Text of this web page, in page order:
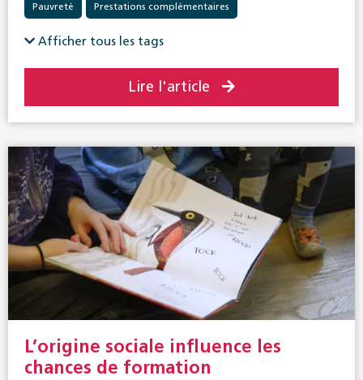
Pauvreté Prestations complémentaires
Afficher tous les tags
Lire l'article
L’origine sociale influence les
chances de formation